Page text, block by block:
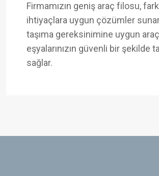
Firmamızın geniş araç filosu,
ihtiyaçlara uygun çözümler
taşıma gereksinimine uygun
eşyalarınızın güvenli bir şekilde
sağlar.